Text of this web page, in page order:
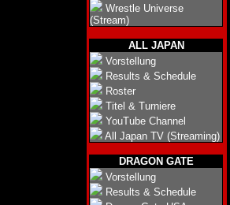
Wrestle Universe
(Stream)
ALL JAPAN
Vorstellung
Results & Schedule
Roster
Titel & Turniere
YouTube Channel
All Japan TV (Streaming)
DRAGON GATE
Vorstellung
Results & Schedule